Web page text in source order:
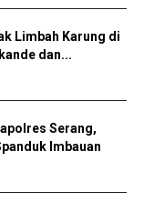
Limbah Karung di
dan...
Serang,
Imbauan